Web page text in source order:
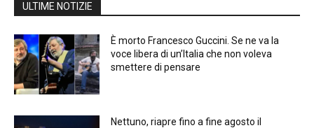
ULTIME NOTIZIE
È morto Francesco Guccini. Se ne va la
voce libera di un’Italia che non voleva
smettere di pensare
Nettuno, riapre fino a fine agosto il